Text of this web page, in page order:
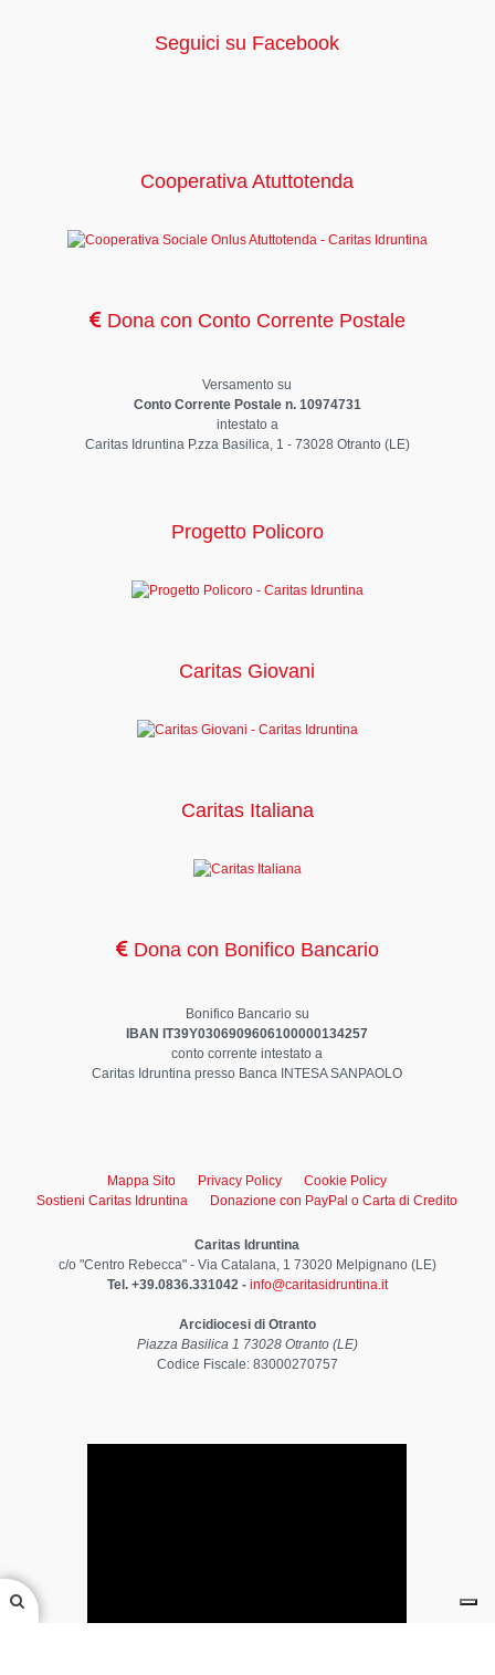
Seguici su Facebook
Cooperativa Atuttotenda
Dona con Conto Corrente Postale
Versamento su
Conto Corrente Postale n. 10974731
intestato a
Caritas Idruntina P.zza Basilica, 1 - 73028 Otranto (LE)
Progetto Policoro
Caritas Giovani
Caritas Italiana
Dona con Bonifico Bancario
Bonifico Bancario su
IBAN IT39Y0306909606100000134257
conto corrente intestato a
Caritas Idruntina presso Banca INTESA SANPAOLO
Mappa Sito Privacy Policy
Cookie Policy
Sostieni Caritas Idruntina
Donazione con PayPal o Carta di Credito
Caritas Idruntina
c/o "Centro Rebecca" - Via Catalana, 1 73020 Melpignano (LE)
Tel. +39.0836.331042 - info@caritasidruntina.it
Arcidiocesi di Otranto
Piazza Basilica 1 73028 Otranto (LE)
Codice Fiscale: 83000270757